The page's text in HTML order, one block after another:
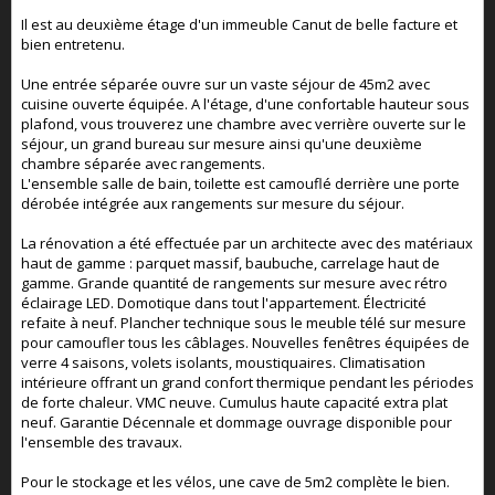
Il est au deuxième étage d'un immeuble Canut de belle facture et
bien entretenu.
Une entrée séparée ouvre sur un vaste séjour de 45m2 avec
cuisine ouverte équipée. A l'étage, d'une confortable hauteur sous
plafond, vous trouverez une chambre avec verrière ouverte sur le
séjour, un grand bureau sur mesure ainsi qu'une deuxième
chambre séparée avec rangements.
L'ensemble salle de bain, toilette est camouflé derrière une porte
dérobée intégrée aux rangements sur mesure du séjour.
La rénovation a été effectuée par un architecte avec des matériaux
haut de gamme : parquet massif, baubuche, carrelage haut de
gamme. Grande quantité de rangements sur mesure avec rétro
éclairage LED. Domotique dans tout l'appartement. Électricité
refaite à neuf. Plancher technique sous le meuble télé sur mesure
pour camoufler tous les câblages. Nouvelles fenêtres équipées de
verre 4 saisons, volets isolants, moustiquaires. Climatisation
intérieure offrant un grand confort thermique pendant les périodes
de forte chaleur. VMC neuve. Cumulus haute capacité extra plat
neuf. Garantie Décennale et dommage ouvrage disponible pour
l'ensemble des travaux.
Pour le stockage et les vélos, une cave de 5m2 complète le bien.